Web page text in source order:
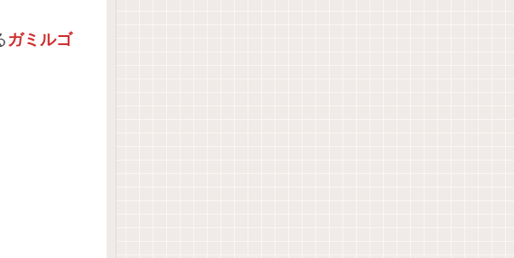
ガミルゴ